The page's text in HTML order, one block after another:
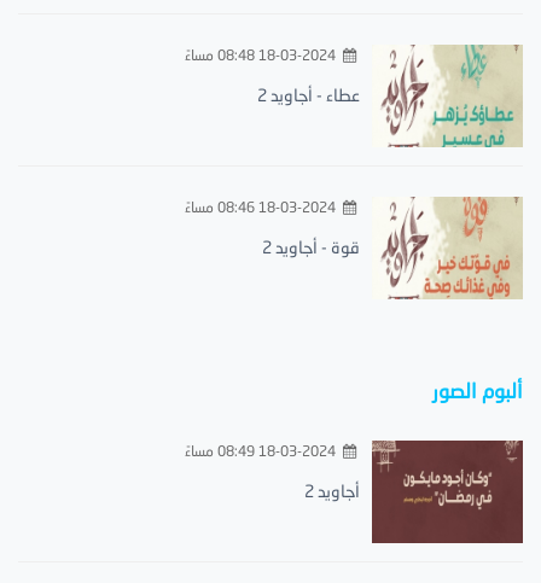
18-03-2024 08:48 مساءً
عطاء - أجاويد 2
18-03-2024 08:46 مساءً
قوة - أجاويد 2
ألبوم الصور
18-03-2024 08:49 مساءً
أجاويد 2